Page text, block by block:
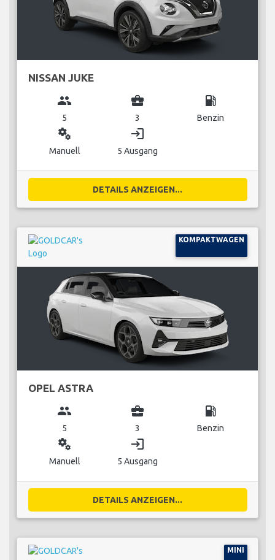
NISSAN JUKE
group
5
business_center
3
local_gas_station
Benzin
miscellaneous_services
Manuell
login
5 Ausgang
DETAILS ANZEIGEN...
KOMPAKTWAGEN
OPEL ASTRA
group
5
business_center
3
local_gas_station
Benzin
miscellaneous_services
Manuell
login
5 Ausgang
DETAILS ANZEIGEN...
MINI